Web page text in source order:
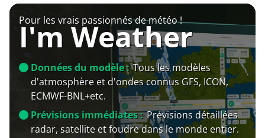
Pour les vrais passionnés de météo !
I'm Weather
Données du modèle : Tous les modèles
d'atmosphère et d'ondes connus GFS, ICON,
ECMWF-BNL+etc.
Prévisions immédiates : Prévisions détaillées
radar, satellite et foudre dans le monde entier.